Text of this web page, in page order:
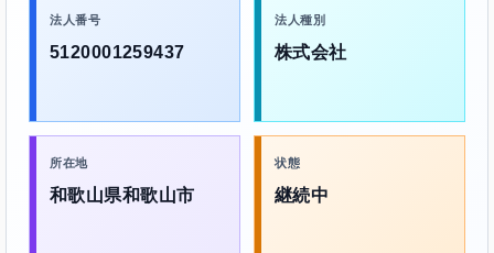
法人番号
5120001259437
法人種別
株式会社
所在地
和歌山県和歌山市
状態
継続中